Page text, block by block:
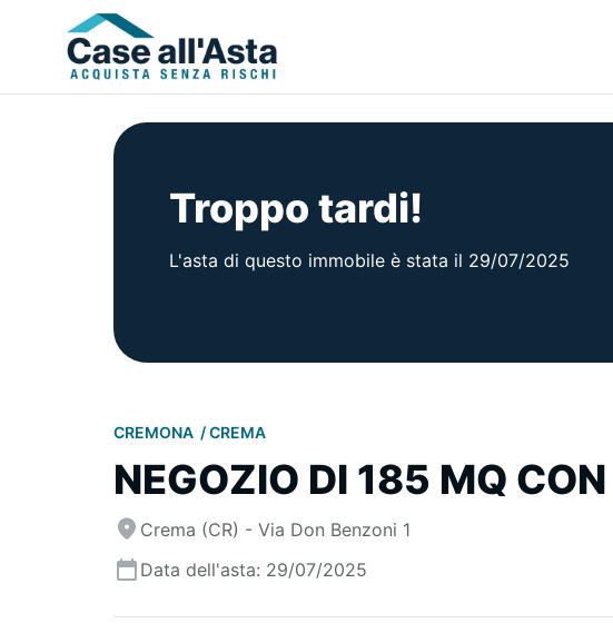
Troppo tardi!
L'asta di questo immobile è stata il 29/07/2025
CREMONA CREMA
NEGOZIO DI 185 MQ
Crema (CR) - Via Don Benzoni 1
Data dell'asta: 29/07/2025